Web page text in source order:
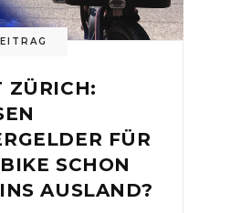
ZÜRICH:
FÜR
SCHON
AUSLAND?